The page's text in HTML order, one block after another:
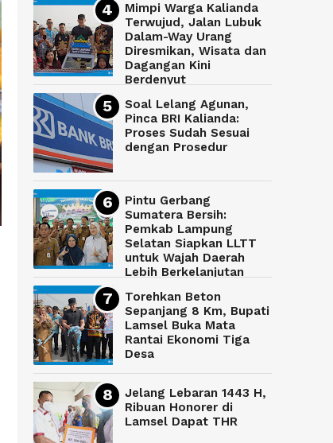
Mimpi Warga Kalianda
Terwujud, Jalan Lubuk
Dalam-Way Urang
Diresmikan, Wisata dan
Dagangan Kini
Berdenyut
Soal Lelang Agunan,
Pinca BRI Kalianda:
Proses Sudah Sesuai
dengan Prosedur
Pintu Gerbang
Sumatera Bersih:
Pemkab Lampung
Selatan Siapkan LLTT
untuk Wajah Daerah
Lebih Berkelanjutan
Torehkan Beton
Sepanjang 8 Km, Bupati
Lamsel Buka Mata
Rantai Ekonomi Tiga
Desa
Jelang Lebaran 1443 H,
Ribuan Honorer di
Lamsel Dapat THR